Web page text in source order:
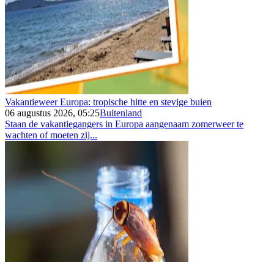
Vakantieweer Europa: tropische hitte en stevige buien
06 augustus 2026, 05:25Buitenland
Staan de vakantiegangers in Europa aangenaam zomerweer te
wachten of moeten zij...